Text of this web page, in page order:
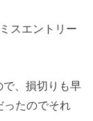
スエントリー
、損切りも早
ったのでそれ